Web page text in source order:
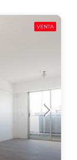
VENTA